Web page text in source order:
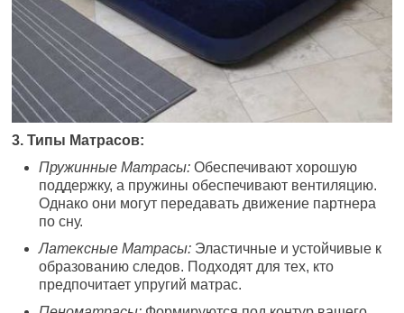
3. Типы Матрасов:
Пружинные Матрасы: Обеспечивают хорошую
поддержку, а пружины обеспечивают вентиляцию.
Однако они могут передавать движение партнера
по сну.
Латексные Матрасы: Эластичные и устойчивые к
образованию следов. Подходят для тех, кто
предпочитает упругий матрас.